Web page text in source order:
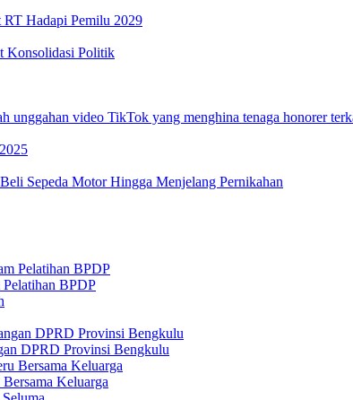
RT Hadapi Pemilu 2029
Konsolidasi Politik
unggahan video TikTok yang menghina tenaga honorer
Sepeda Motor Hingga Menjelang Pernikahan
Pelatihan BPDP
DPRD Provinsi Bengkulu
Keluarga